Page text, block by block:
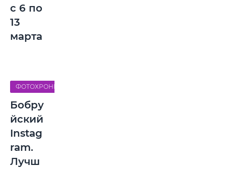
с 6 по
13
марта
ФОТОХРОНИКА
Бобру
йский
Instag
ram.
Лучш